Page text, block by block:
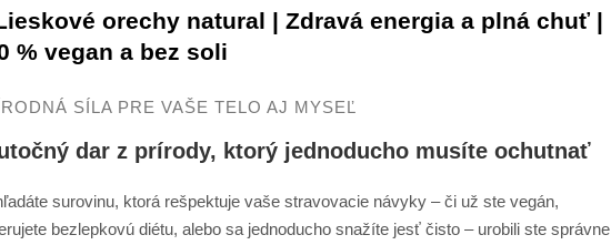
orechy natural | Zdravá energia a plná chuť |
% vegan a bez soli
SÍLA PRE VAŠE TELO AJ MYSEĽ
dar z prírody, ktorý jednoducho musíte ochutnať
surovinu, ktorá rešpektuje vaše stravovacie návyky – či už ste vegán,
bezlepkovú diétu, alebo sa jednoducho snažíte jesť čisto – urobili ste správne